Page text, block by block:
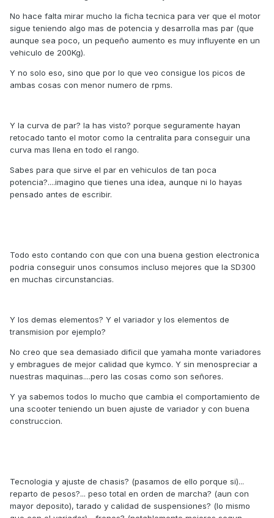
No hace falta mirar mucho la ficha tecnica para ver que el motor
sigue teniendo algo mas de potencia y desarrolla mas par (que
aunque sea poco, un pequeño aumento es muy influyente en un
vehiculo de 200Kg).
Y no solo eso, sino que por lo que veo consigue los picos de
ambas cosas con menor numero de rpms.
Y la curva de par? la has visto? porque seguramente hayan
retocado tanto el motor como la centralita para conseguir una
curva mas llena en todo el rango.
Sabes para que sirve el par en vehiculos de tan poca
potencia?....imagino que tienes una idea, aunque ni lo hayas
pensado antes de escribir.
Todo esto contando con que con una buena gestion electronica
podria conseguir unos consumos incluso mejores que la SD300
en muchas circunstancias.
Y los demas elementos? Y el variador y los elementos de
transmision por ejemplo?
No creo que sea demasiado dificil que yamaha monte variadores
y embragues de mejor calidad que kymco. Y sin menospreciar a
nuestras maquinas....pero las cosas como son señores.
Y ya sabemos todos lo mucho que cambia el comportamiento de
una scooter teniendo un buen ajuste de variador y con buena
construccion.
Tecnologia y ajuste de chasis? (pasamos de ello porque si)...
reparto de pesos?... peso total en orden de marcha? (aun con
mayor deposito), tarado y calidad de suspensiones? (lo mismo